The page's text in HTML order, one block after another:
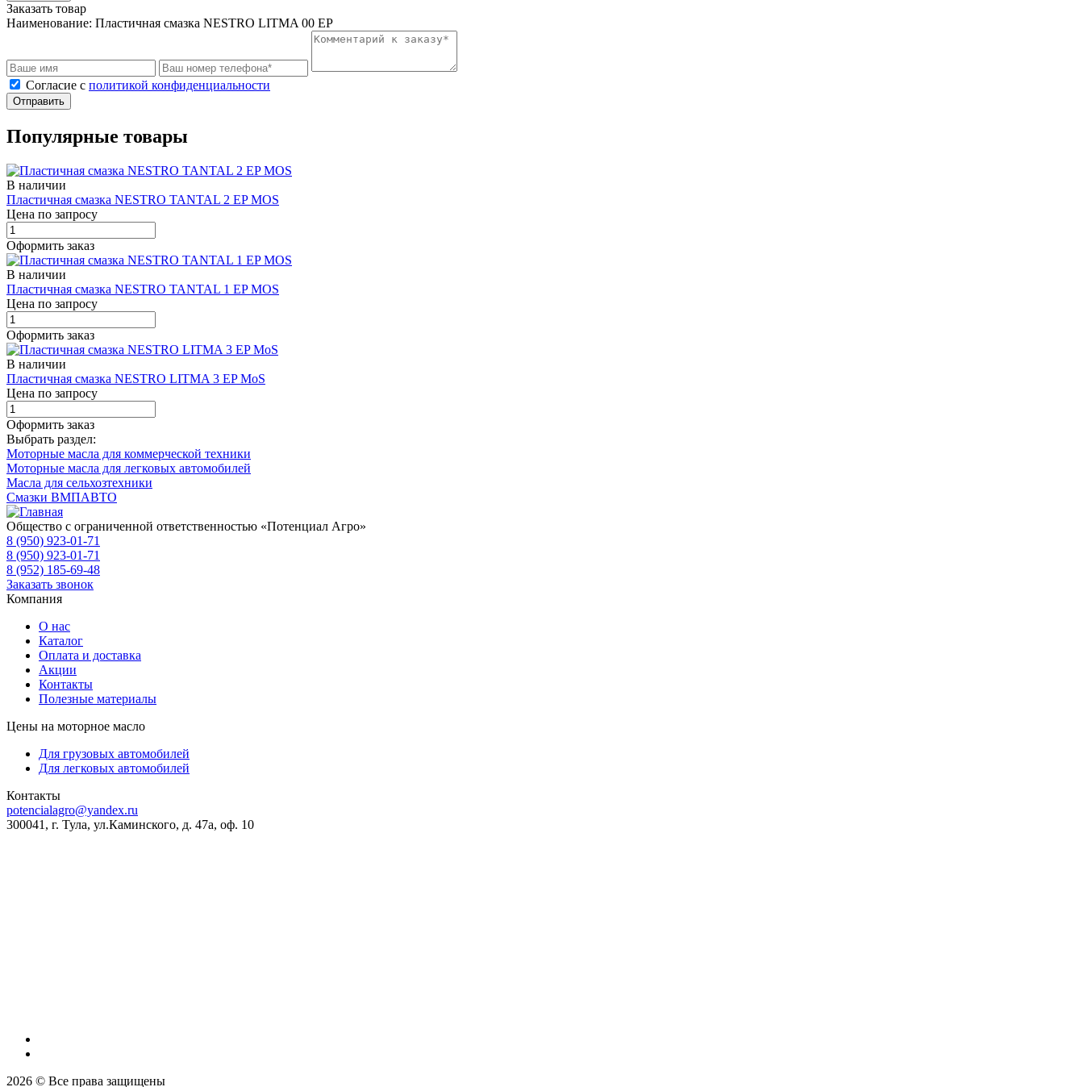
Заказать товар
Наименование: Пластичная смазка NESTRO LITMA 00 EP
Cогласие с политикой конфиденциальности
Отправить
Популярные товары
В наличии
Пластичная смазка NESTRO TANTAL 2 EP MOS
Цена по запросу
Оформить заказ
В наличии
Пластичная смазка NESTRO TANTAL 1 EP MOS
Цена по запросу
Оформить заказ
В наличии
Пластичная смазка NESTRO LITMA 3 EP MoS
Цена по запросу
Оформить заказ
Выбрать раздел:
Моторные масла для коммерческой техники
Моторные масла для легковых автомобилей
Масла для сельхозтехники
Смазки ВМПАВТО
Общество с ограниченной ответственностью «Потенциал Агро»
8 (950) 923-01-71
8 (950) 923-01-71
8 (952) 185-69-48
Заказать звонок
Компания
О нас
Каталог
Оплата и доставка
Акции
Контакты
Полезные материалы
Цены на моторное масло
Для грузовых автомобилей
Для легковых автомобилей
Контакты
potencialagro@yandex.ru
300041, г. Тула, ул.Каминского, д. 47а, оф. 10
2026 © Все права защищены